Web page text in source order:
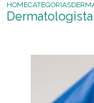
HOMECATEGORIAS